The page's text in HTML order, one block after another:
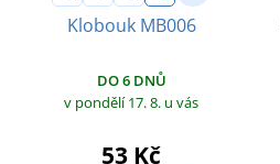
Klobouk MB006
DO 6 DNŮ
v pondělí 17. 8. u vás
53 Kč